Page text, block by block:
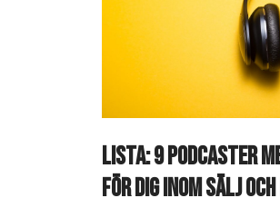
Lista: 9 podcaster
för dig inom sälj